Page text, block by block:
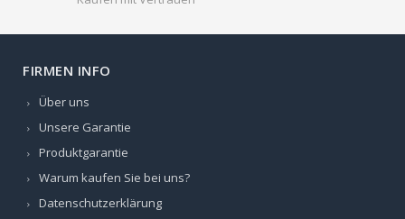
FIRMEN INFO
Über uns
Unsere Garantie
Produktgarantie
Warum kaufen Sie bei uns?
Datenschutzerklärung